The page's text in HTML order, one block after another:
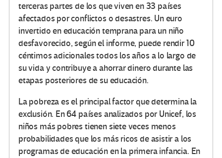
terceras partes de los que viven en 33 países
afectados por conflictos o desastres. Un euro
invertido en educación temprana para un niño
desfavorecido, según el informe, puede rendir 10
céntimos adicionales todos los años a lo largo de
su vida y contribuye a ahorrar dinero durante las
etapas posteriores de su educación.
La pobreza es el principal factor que determina la
exclusión. En 64 países analizados por Unicef, los
niños más pobres tienen siete veces menos
probabilidades que los más ricos de asistir a los
programas de educación en la primera infancia. En